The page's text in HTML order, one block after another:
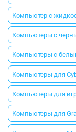
Компьютер с
Компьютеры с
Компьютеры с
Компьютеры для
Компьютеры для
Компьютеры для